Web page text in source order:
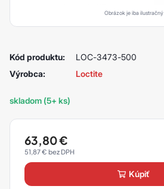
Obrázok je iba ilustračný
Kód produktu:
LOC-3473-500
Výrobca:
Loctite
skladom (5+ ks)
63,80€
51,87€
kúpiť